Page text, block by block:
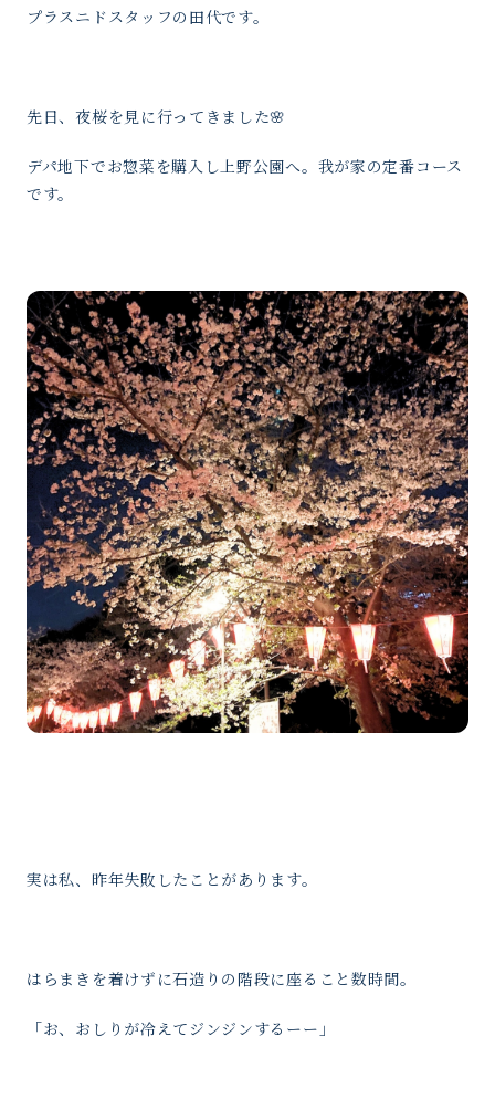
プラスニドスタッフの田代です。
先日、夜桜を見に行ってきました🌸
デパ地下でお惣菜を購入し上野公園へ。我が家の定番コース
です。
実は私、昨年失敗したことがあります。
はらまきを着けずに石造りの階段に座ること数時間。
「お、おしりが冷えてジンジンするーー」